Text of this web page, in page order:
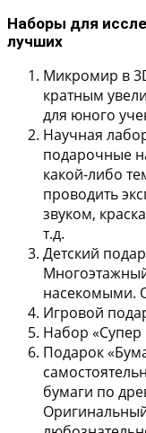
Наборы для
лучших
Микромир в
кратным
для юного
Научная
подарочные
какой-либо
проводить
звуком,
т.д.
Детский
насекомыми.
Игровой
Набор
Подарок
бумаги по